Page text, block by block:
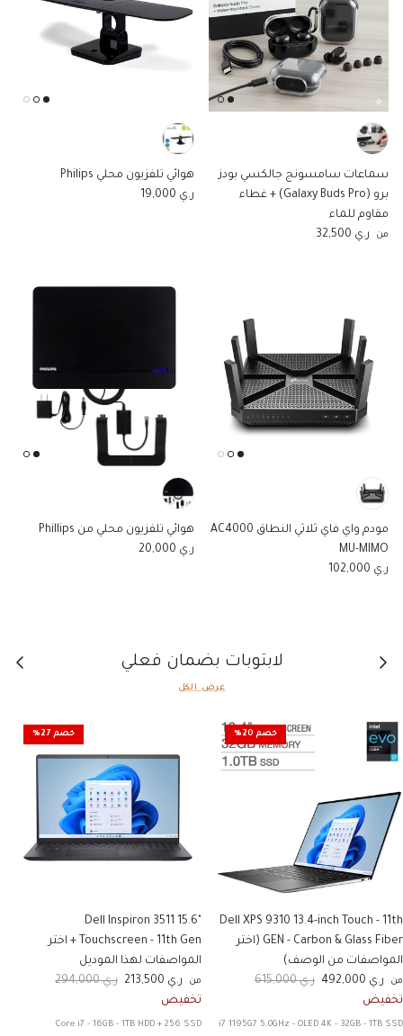
سماعات سامسونج جالكسي بودز
برو (Galaxy Buds Pro) + غطاء
مقاوم للماء
السعر الاصلي
من ر.ي 32,500
هوائي تلفزيون محلي Philips
السعر الاصلي
ر.ي 19,000
مودم واي فاي ثلاثي النطاق AC4000
MU-MIMO
السعر الاصلي
ر.ي 102,000
هوائي تلفزيون محلي من Phillips
السعر الاصلي
ر.ي 20,000
السابق لابتوبات بضمان فعلي التالي
عرض الكل
خصم 20%
Dell XPS 9310 13.4-inch Touch - 11th
GEN - Carbon & Glass Fiber (اختر
المواصفات من الوصف)
السعر الان
من ر.ي 492,000 السعر الاصلي
ر.ي 615,000
تخفيض
i7 1195G7 5.0GHz - OLED 4K - 32GB - 1TB SSD
خصم 27%
Dell Inspiron 3511 15.6"
Touchscreen - 11th Gen + اختر
المواصفات لهذا الموديل
السعر الان
من ر.ي 213,500 السعر الاصلي
ر.ي 294,000
تخفيض
Core i7 - 16GB - 1TB HDD + 256 SSD
السعر الان